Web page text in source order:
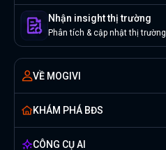
Nhận insight thị trường
Phân tích & cập nhật thị trường
VỀ MOGIVI
KHÁM PHÁ BĐS
CÔNG CỤ AI